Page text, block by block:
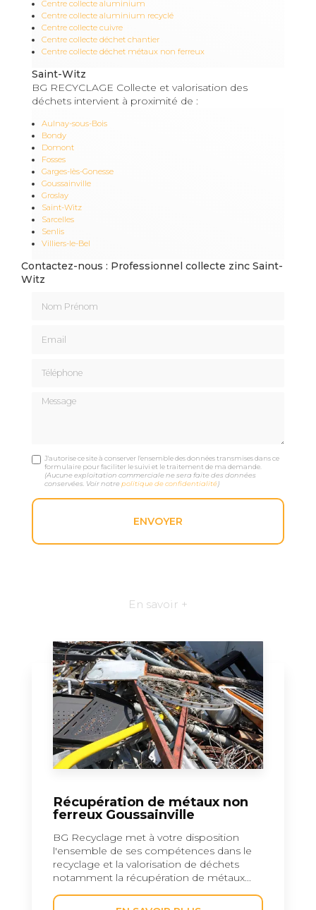
Centre collecte aluminium
Centre collecte aluminium recyclé
Centre collecte cuivre
Centre collecte déchet chantier
Centre collecte déchet métaux non ferreux
Saint-Witz
BG RECYCLAGE Collecte et valorisation des
déchets intervient à proximité de :
Aulnay-sous-Bois
Bondy
Domont
Fosses
Garges-lès-Gonesse
Goussainville
Groslay
Saint-Witz
Sarcelles
Senlis
Villiers-le-Bel
Contactez-nous : Professionnel collecte zinc Saint-
Witz
Message
J'autorise ce site à conserver l'ensemble des données transmises dans ce
formulaire pour faciliter le suivi et le traitement de ma demande.
(Aucune exploitation commerciale ne sera faite des données
conservées. Voir notrepolitique de confidentialité)
En savoir +
Récupération de métaux non
ferreux Goussainville
BG Recyclage met à votre disposition
l'ensemble de ses compétences dans le
recyclage et la valorisation de déchets
notamment la récupération de métaux...